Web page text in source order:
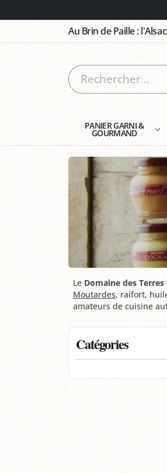
Au Brin de Paille :
PANIER GARNI &
GOURMAND
Le Domaine des Terres
Moutardes, raifort,
amateurs de cuisine
Catégories